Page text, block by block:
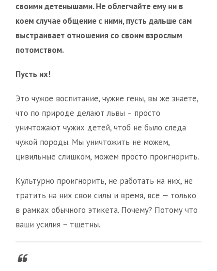
своими детенышами. Не облегчайте ему ни в
коем случае общение с ними, пусть дальше сам
выстраивает отношения со своим взрослым
потомством.
Пусть их!
Это чужое воспитание, чужие гены, вы же знаете,
что по природе делают львы – просто
уничтожают чужих детей, чтоб не было следа
чужой породы. Мы уничтожить не можем,
цивильные слишком, можем просто проигнорить.
Культурно проигнорить, не работать на них, не
тратить на них свои силы и время, все — только
в рамках обычного этикета. Почему? Потому что
ваши усилия – тщетны.